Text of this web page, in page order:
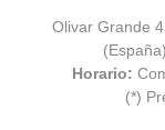
Olivar Grande
Horario:
(*)